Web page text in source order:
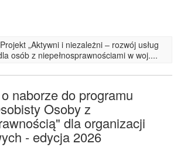
„Aktywni i niezależni – rozwój usług
osób z niepełnosprawnościami w woj....
naborze do programu
Osoby z
dla organizacji
- edycja 2026